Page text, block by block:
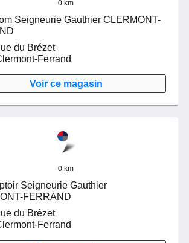
0 km
Seigneurie Gauthier CLERMONT-
du Brézet
Ferrand
Voir ce magasin
0 km
Seigneurie Gauthier
FERRAND
du Brézet
Ferrand